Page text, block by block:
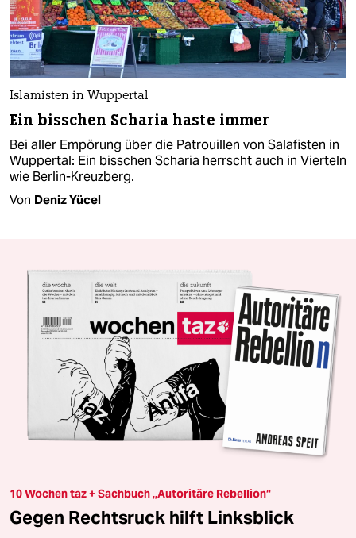
Islamisten in Wuppertal
Ein bisschen Scharia haste immer
Bei aller Empörung über die Patrouillen von Salafisten in
Wuppertal: Ein bisschen Scharia herrscht auch in Vierteln
wie Berlin-Kreuzberg.
Von Deniz Yücel
10 Wochen taz + Sachbuch „Autoritäre Rebellion“
Gegen Rechtsruck hilft Linksblick